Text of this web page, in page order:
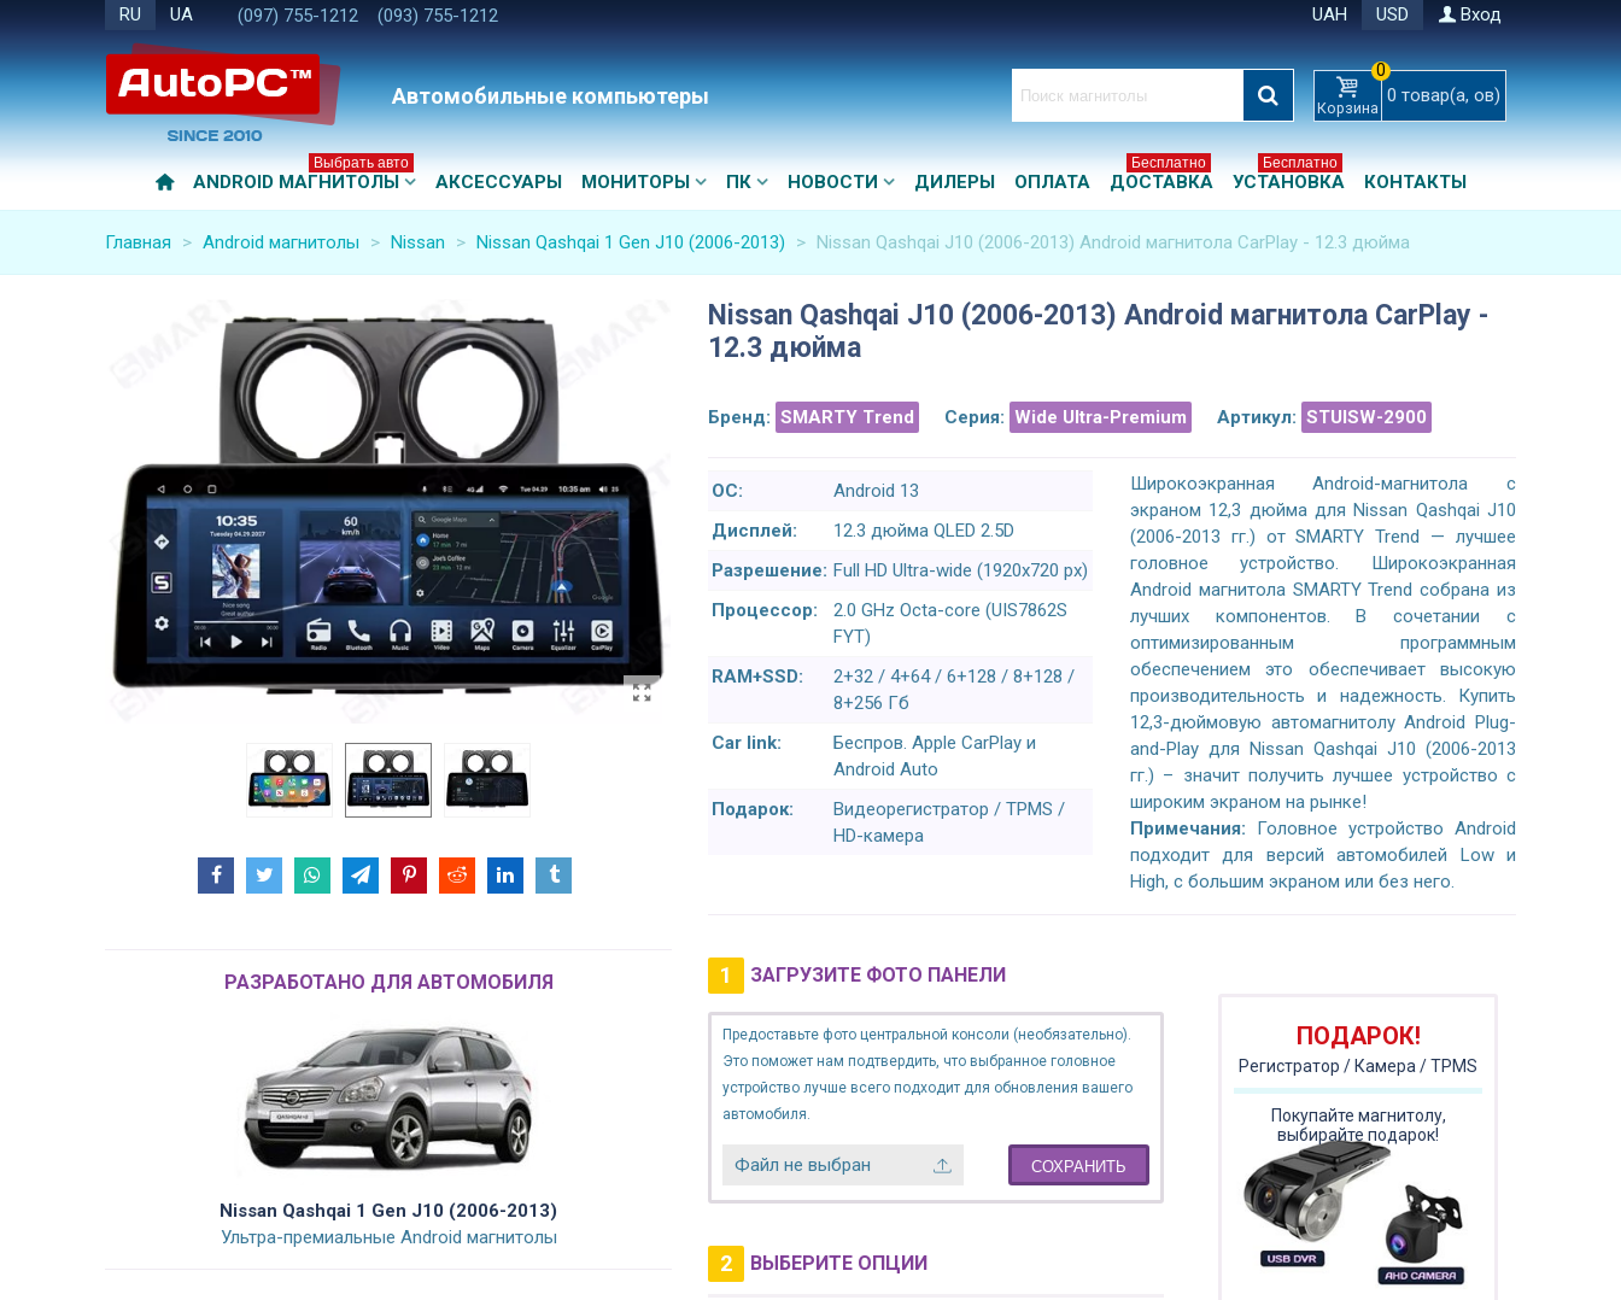
RU UA (097) 755-1212 (093) 755-1212 UAH USD Вход
Автомобильные компьютеры Корзина
0
0 товар(а, ов)
ANDROID МАГНИТОЛЫ
Выбрать авто
АКСЕССУАРЫ МОНИТОРЫ ПК НОВОСТИ ДИЛЕРЫ ОПЛАТА ДОСТАВКА
Бесплатно
УСТАНОВКА
Бесплатно
КОНТАКТЫ
Главная > Android магнитолы > Nissan > Nissan Qashqai 1 Gen J10 (2006-2013) > Nissan Qashqai J10 (2006-2013) Android магнитола CarPlay - 12.3 дюйма
РАЗРАБОТАНО ДЛЯ АВТОМОБИЛЯ
Nissan Qashqai 1 Gen J10 (2006-2013)
Ультра-премиальные Android магнитолы
Nissan Qashqai J10 (2006-2013) Android магнитола CarPlay -
12.3 дюйма
Бренд: SMARTY Trend Серия: Wide Ultra-Premium Артикул: STUISW-2900
ОС:
Android 13
Дисплей:
12.3 дюйма QLED 2.5D
Разрешение: Full HD Ultra-wide (1920x720 px)
Процессор:
2.0 GHz Octa-core (UIS7862S
FYT)
RAM+SSD:
2+32 / 4+64 / 6+128 / 8+128 /
8+256 Гб
Car link:
Беспров. Apple CarPlay и
Android Auto
Подарок:
Видеорегистратор / TPMS /
HD-камера
Широкоэкранная Android-магнитола с
экраном 12,3 дюйма для Nissan Qashqai J10
(2006-2013 гг.) от SMARTY Trend — лучшее
головное устройство. Широкоэкранная
Android магнитола SMARTY Trend собрана из
лучших компонентов. В сочетании с
оптимизированным программным
обеспечением это обеспечивает высокую
производительность и надежность. Купить
12,3-дюймовую автомагнитолу Android Plug-
and-Play для Nissan Qashqai J10 (2006-2013
гг.) – значит получить лучшее устройство с
широким экраном на рынке!
Примечания: Головное устройство Android
подходит для версий автомобилей Low и
High, с большим экраном или без него.
1 ЗАГРУЗИТЕ ФОТО ПАНЕЛИ
Предоставьте фото центральной консоли (необязательно).
Это поможет нам подтвердить, что выбранное головное
устройство лучше всего подходит для обновления вашего
автомобиля.
Файл не выбран СОХРАНИТЬ
2 ВЫБЕРИТЕ ОПЦИИ
ПОДАРОК!
Регистратор / Камера / TPMS
Покупайте магнитолу,
выбирайте подарок!